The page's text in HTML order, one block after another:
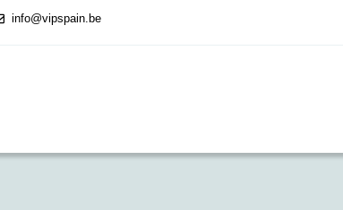
info@vipspain.be